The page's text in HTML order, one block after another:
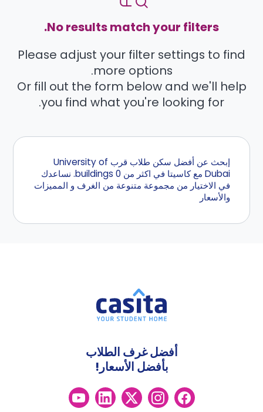
No results match your filters.
Please adjust your filter settings to find
more options.
Or fill out the form below and we'll help
you find what you're looking for.
إبحث عن أفضل سكن طلاب قرب University of
Dubai مع كاسيتا في اكثر من 0 buildings. نساعدك
في الاختيار من مجموعة متنوعة من الغرف و المميزات
والأسعار
أفضل غرف الطلاب
بأفضل الأسعار!